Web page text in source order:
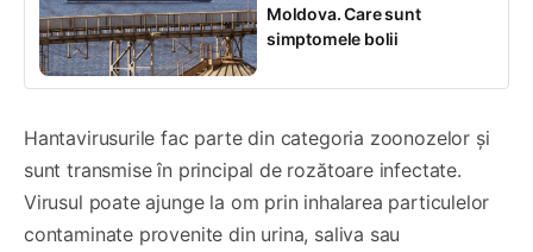
Moldova. Care sunt
simptomele bolii
Hantavirusurile fac parte din categoria zoonozelor și
sunt transmise în principal de rozătoare infectate.
Virusul poate ajunge la om prin inhalarea particulelor
contaminate provenite din urina, saliva sau